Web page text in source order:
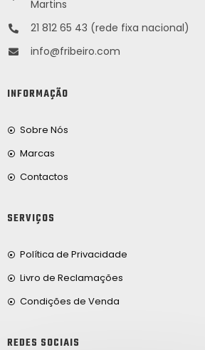
Martins
21 812 65 43 (rede fixa nacional)
info@fribeiro.com
INFORMAÇÃO
Sobre Nós
Marcas
Contactos
SERVIÇOS
Política de Privacidade
Livro de Reclamações
Condições de Venda
REDES SOCIAIS